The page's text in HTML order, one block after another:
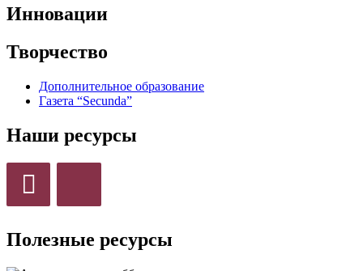
Инновации
Творчество
Дополнительное образование
Газета “Secunda”
Наши ресурсы
Полезные ресурсы